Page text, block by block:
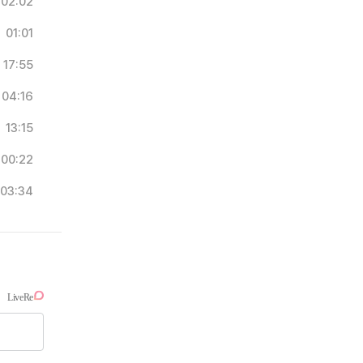
01:01
17:55
04:16
13:15
00:22
03:34